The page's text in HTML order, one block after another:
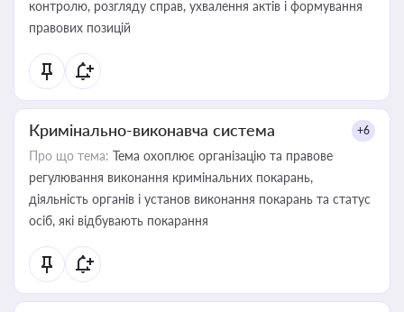
контролю, розгляду справ, ухвалення актів і формування
правових позицій
Кримінально-виконавча система +6
Про що тема: Тема охоплює організацію та правове
регулювання виконання кримінальних покарань,
діяльність органів і установ виконання покарань та статус
осіб, які відбувають покарання